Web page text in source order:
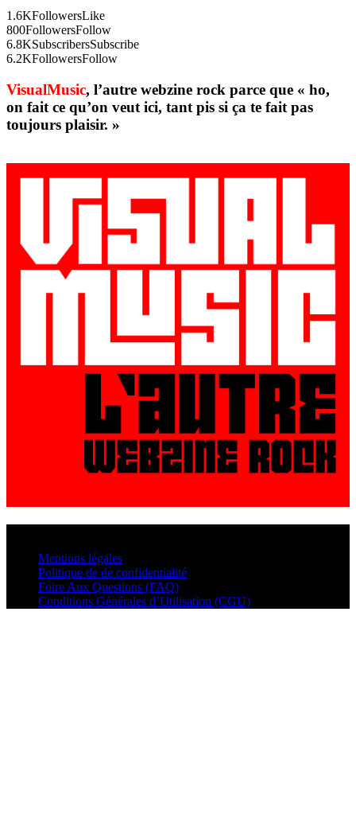
1.6KFollowersLike
800FollowersFollow
6.8KSubscribersSubscribe
6.2KFollowersFollow
VisualMusic, l’autre webzine rock parce que « ho,
on fait ce qu’on veut ici, tant pis si ça te fait pas
toujours plaisir. »
Mentions légales
Politique de de confidentialité
Foire Aux Questions (FAQ)
Conditions Générales d’Utilisation (CGU)